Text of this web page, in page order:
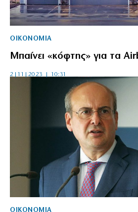
ΟΙΚΟΝΟΜΙΑ
Μπαίνει «κόφτης» για τα
2|11|2023 | 10:31
ΟΙΚΟΝΟΜΙΑ